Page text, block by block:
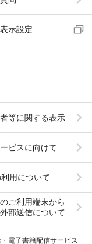
示設定
等に関する表示
ビスに向けて
用について
ご利用端末から
部送信について
電子書籍配信サービス